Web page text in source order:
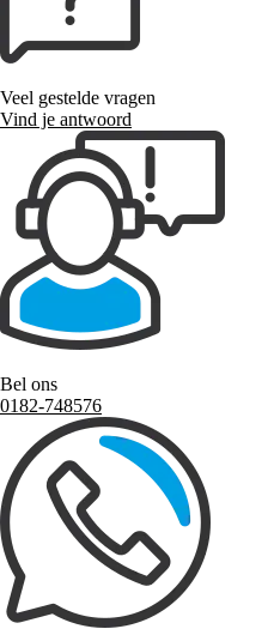
Veel gestelde vragen
Vind je antwoord
Bel ons
0182-748576